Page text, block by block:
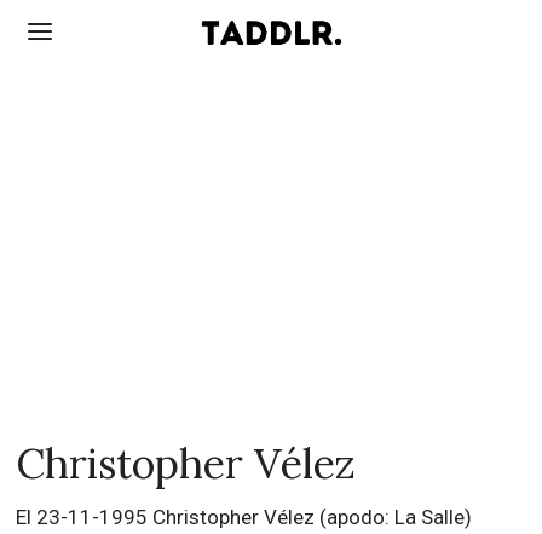
Christopher Vélez
El 23-11-1995 Christopher Vélez (apodo: La Salle)